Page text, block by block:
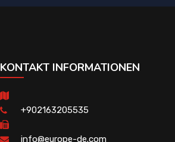
KONTAKT INFORMATIONEN
+902163205535
info@europe-de.com